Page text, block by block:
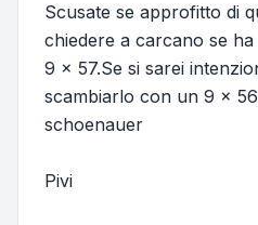
Scusate se approfitto di
chiedere a carcano se
9 x 57.Se si sarei
scambiarlo con un 9 x
schoenauer
Pivi